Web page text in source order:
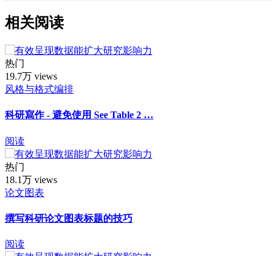
相关阅读
热门
19.7万 views
风格与格式编排
科研寫作 - 避免使用 See Table 2 …
阅读
热门
18.1万 views
论文图表
撰写科研论文图表标题的技巧
阅读